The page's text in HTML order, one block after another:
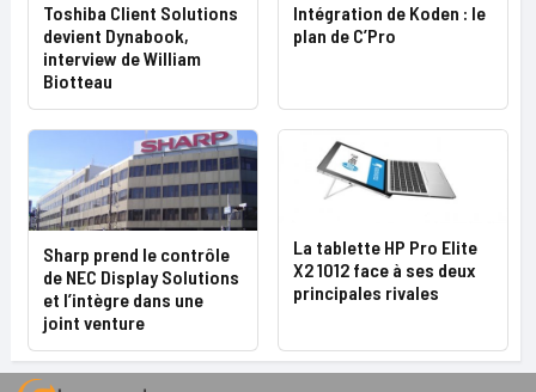
Toshiba Client Solutions
devient Dynabook,
interview de William
Biotteau
Intégration de Koden : le
plan de C’Pro
Sharp prend le contrôle
de NEC Display Solutions
et l’intègre dans une
joint venture
La tablette HP Pro Elite
X2 1012 face à ses deux
principales rivales